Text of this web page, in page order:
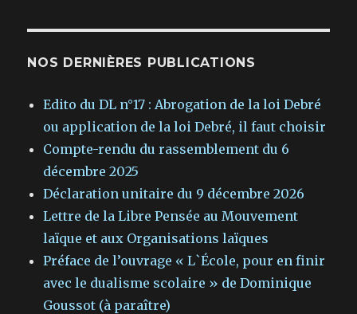
NOS DERNIÈRES PUBLICATIONS
Edito du DL n°17 : Abrogation de la loi Debré
ou application de la loi Debré, il faut choisir
Compte-rendu du rassemblement du 6
décembre 2025
Déclaration unitaire du 9 décembre 2026
Lettre de la Libre Pensée au Mouvement
laïque et aux Organisations laïques
Préface de l’ouvrage « L`École, pour en finir
avec le dualisme scolaire » de Dominique
Goussot (à paraître)